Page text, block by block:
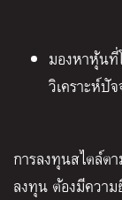
มองหาหุ้นที่
วิเคราะห์ปั
การลงทุนสไตล์ต
ลงทุน ต้องมีความ